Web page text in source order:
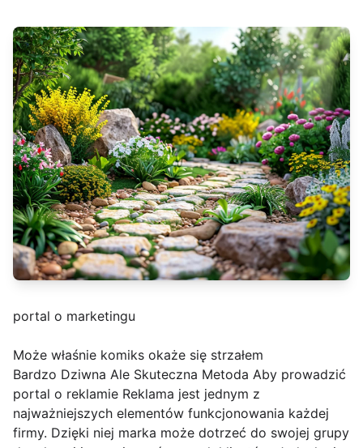
portal o marketingu
Może właśnie komiks okaże się strzałem
Bardzo Dziwna Ale Skuteczna Metoda Aby prowadzić
portal o reklamie Reklama jest jednym z
najważniejszych elementów funkcjonowania każdej
firmy. Dzięki niej marka może dotrzeć do swojej grupy